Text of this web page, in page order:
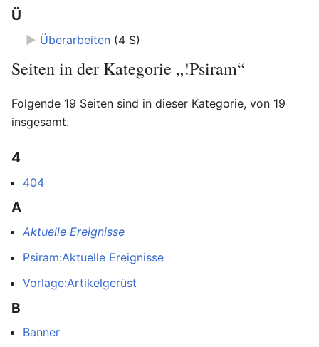
Ü
► Überarbeiten (4 S)
Seiten in der Kategorie „!Psiram“
Folgende 19 Seiten sind in dieser Kategorie, von 19
insgesamt.
4
404
A
Aktuelle Ereignisse
Psiram:Aktuelle Ereignisse
Vorlage:Artikelgerüst
B
Banner